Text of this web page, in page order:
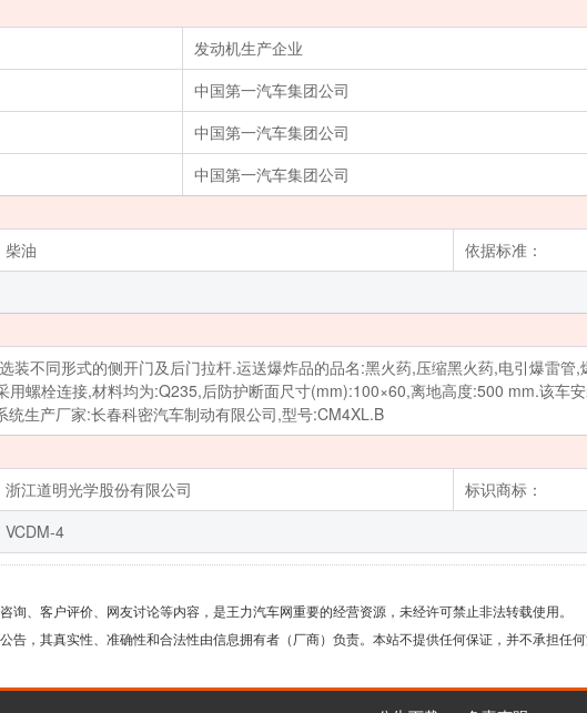
发动机生产企业
中国第一汽车集团公司
中国第一汽车集团公司
中国第一汽车集团公司
柴油 依据标准：
装不同形式的侧开门及后门拉杆.运送爆炸品的品名:黑火药,压缩黑火药,电引爆雷
用螺栓连接,材料均为:Q235,后防护断面尺寸(mm):100×60,离地高度:500 mm.该车
统生产厂家:长春科密汽车制动有限公司,型号:CM4XL.B
浙江道明光学股份有限公司 标识商标：
VCDM-4
询、客户评价、网友讨论等内容，是王力汽车网重要的经营资源，未经许可禁止非法转载使用。
告，其真实性、准确性和合法性由信息拥有者（厂商）负责。本站不提供任何保证，并不承担任何